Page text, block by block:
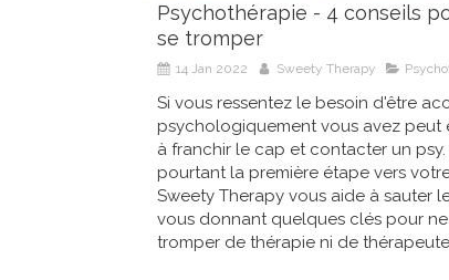
Psychothérapie - 4 conseils
se tromper
14 Jan 2022 Sweety Therapy
Si vous ressentez le besoin d'être
psychologiquement vous avez peut
à franchir le cap et contacter un psy.
pourtant la première étape vers
Sweety Therapy vous aide à sauter
vous donnant quelques clés pour
tromper de thérapie ni de